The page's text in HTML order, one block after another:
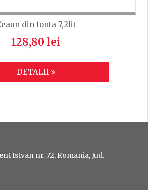
din fonta 7,2lit
128,80 lei
DETALII
Istvan nr. 72, Romania, Jud.